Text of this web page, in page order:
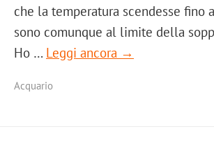
che la temperatura scendesse fino
sono comunque al limite della
Ho … Leggi ancora →
Acquario